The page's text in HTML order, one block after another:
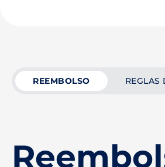
REEMBOLSO REGLAS